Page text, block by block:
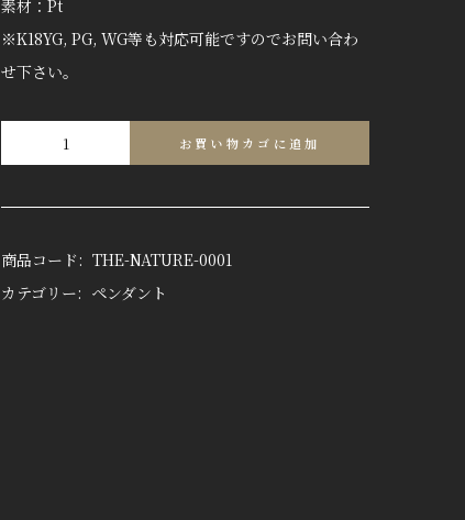
素材：Pt
※K18YG, PG, WG等も対応可能ですのでお問い合わ
せ下さい。
お買い物カゴに追加
商品コード: THE-NATURE-0001
カテゴリー: ペンダント